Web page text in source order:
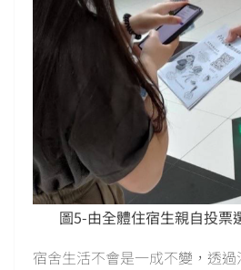
圖5-由全體住宿生親自投票
宿舍生活不會是一成不變，透